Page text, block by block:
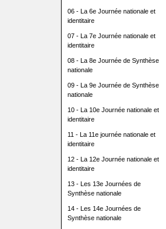
06 - La 6e Journée nationale et
identitaire
07 - La 7e Journée nationale et
identitaire
08 - La 8e Journée de Synthèse
nationale
09 - La 9e Journée de Synthèse
nationale
10 - La 10e Journée nationale et
identitaire
11 - La 11e journée nationale et
identitaire
12 - La 12e Journée nationale et
identitaire
13 - Les 13e Journées de
Synthèse nationale
14 - Les 14e Journées de
Synthèse nationale